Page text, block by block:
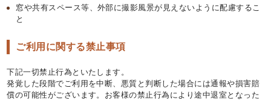
窓や共有スペース等、外部に撮影風景が見えないように配慮するこ
と
ご利用に関する禁止事項
下記一切禁止行為といたします。
発覚した段階でご利用を中断、悪質と判断した場合には通報や損害賠
償の可能性がございます。お客様の禁止行為により途中退室となった